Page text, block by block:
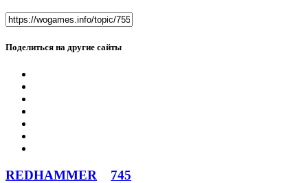
Поделиться на другие сайты
REDHAMMER 745